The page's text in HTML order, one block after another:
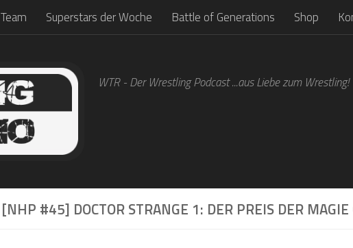
Team Superstars der Woche Battle of Generations Shop
WTR - Der Wrestling Podcast ...aus Liebe zum Wrestling!
[NHP #45] DOCTOR STRANGE 1: DER PREIS DER MAGIE